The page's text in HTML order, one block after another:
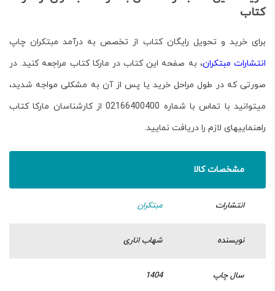
کتاب
برای خرید و تحویل رایگان کتاب از تخصص به درآمد مبتکران چاپ
انتشارات مبتکران، به صفحه این کتاب در مارکا کتاب مراجعه کنید. در
صورتی که در طول مراحل خرید یا پس از آن به مشکلی مواجه شدید،
می­توانید با تماس با شماره 02166400400 از کارشناسان مارکا کتاب
راهنمایی­های لازم را دریافت نمایید.
مشخصات کالا
انتشارات مبتکران
نویسنده شهاب اناری
سال چاپ 1404